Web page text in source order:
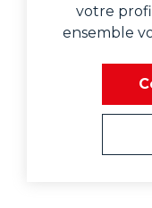
votre
ensemble